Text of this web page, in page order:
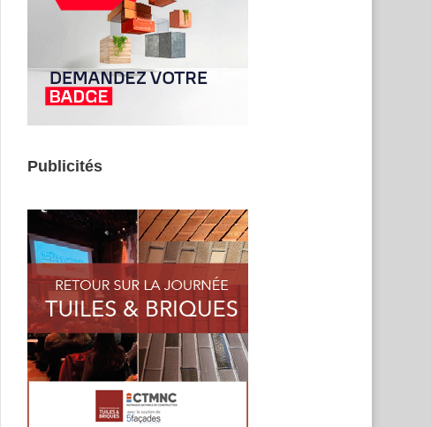
Publicités